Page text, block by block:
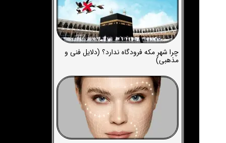
چرا شهر مکه فرودگاه ندارد؟ (دلایل فنی و
مذهبی)